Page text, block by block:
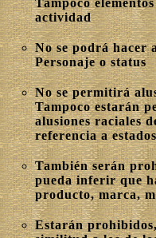
Tampoco
actividad
No se podrá hacer
Personaje o status
No se permitirá
Tampoco estarán
alusiones raciales
referencia a
También serán
pueda inferir que
producto, marca,
Estarán